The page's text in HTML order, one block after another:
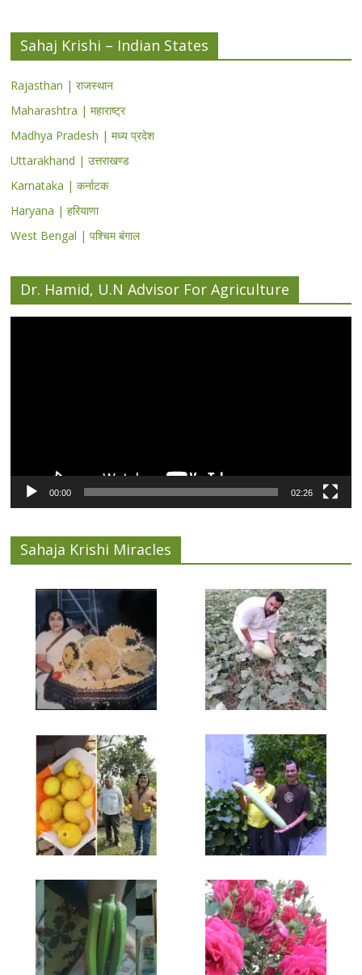
Sahaj Krishi – Indian States
Rajasthan | राजस्थान
Maharashtra | महाराष्ट्र
Madhya Pradesh | मध्य प्रदेश
Uttarakhand | उत्तराखण्ड
Karnataka | कर्नाटक
Haryana | हरियाणा
West Bengal | पश्चिम बंगाल
Dr. Hamid, U.N Advisor For Agriculture
00:00 02:26
Sahaja Krishi Miracles